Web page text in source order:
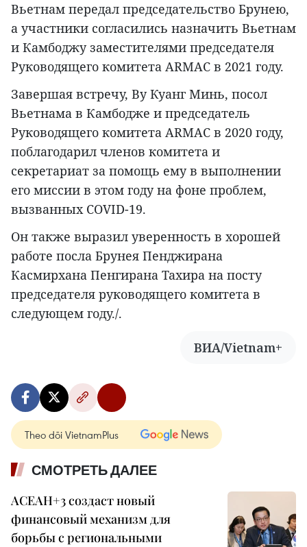
Вьетнам передал председательство Брунею,
а участники согласились назначить Вьетнам
и Камбоджу заместителями председателя
Руководящего комитета ARMAC в 2021 году.
Завершая встречу, Ву Куанг Минь, посол
Вьетнама в Камбодже и председатель
Руководящего комитета ARMAC в 2020 году,
поблагодарил членов комитета и
секретариат за помощь ему в выполнении
его миссии в этом году на фоне проблем,
вызванных COVID-19.
Он также выразил уверенность в хорошей
работе посла Брунея Пенджирана
Касмирхана Пенгирана Тахира на посту
председателя руководящего комитета в
следующем году./.
ВИА/Vietnam+
Theo dõi VietnamPlus
СМОТРЕТЬ ДАЛЕЕ
АСЕАН+3 создаст новый
финансовый механизм для
борьбы с региональными